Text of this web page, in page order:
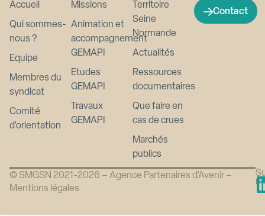
Accueil
Qui sommes-
nous ?
Equipe
Membres du
syndicat
Comité
d’orientation
Missions
Animation et
accompagnement
GEMAPI
Etudes
GEMAPI
Travaux
GEMAPI
Territoire
Seine
Normande
Actualités
Ressources
documentaires
Que faire en
cas de crues
Marchés
publics
Contact
© SMGSN 2021-2026 – Agence Partenaires d’Avenir –
Mentions légales